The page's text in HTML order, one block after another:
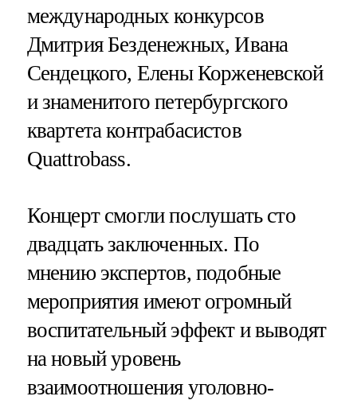
международных конкурсов
Дмитрия Безденежных, Ивана
Сендецкого, Елены Корженевской
и знаменитого петербургского
квартета контрабасистов
Quattrobass.
Концерт смогли послушать сто
двадцать заключенных. По
мнению экспертов, подобные
мероприятия имеют огромный
воспитательный эффект и выводят
на новый уровень
взаимоотношения уголовно-